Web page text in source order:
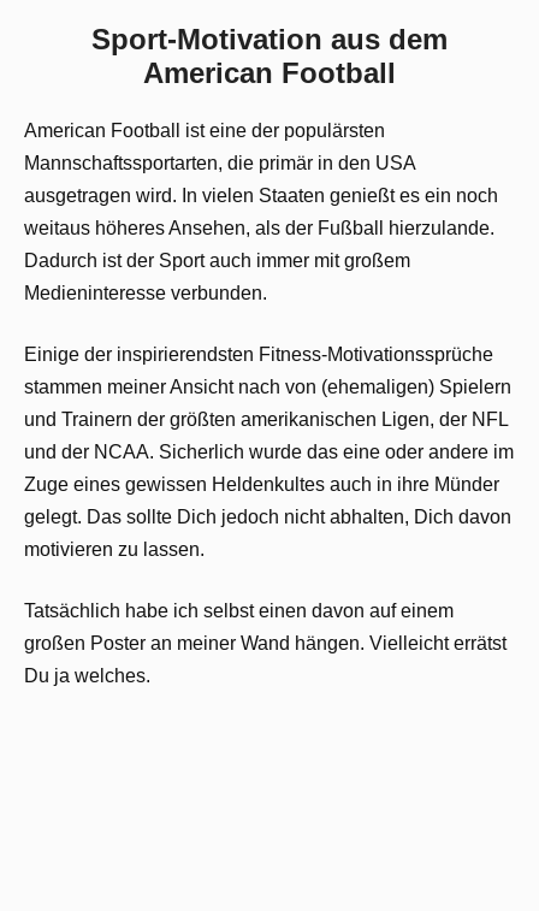
Sport-Motivation aus dem
American Football
American Football ist eine der populärsten
Mannschaftssportarten, die primär in den USA
ausgetragen wird. In vielen Staaten genießt es ein noch
weitaus höheres Ansehen, als der Fußball hierzulande.
Dadurch ist der Sport auch immer mit großem
Medieninteresse verbunden.
Einige der inspirierendsten Fitness-Motivationssprüche
stammen meiner Ansicht nach von (ehemaligen) Spielern
und Trainern der größten amerikanischen Ligen, der NFL
und der NCAA. Sicherlich wurde das eine oder andere im
Zuge eines gewissen Heldenkultes auch in ihre Münder
gelegt. Das sollte Dich jedoch nicht abhalten, Dich davon
motivieren zu lassen.
Tatsächlich habe ich selbst einen davon auf einem
großen Poster an meiner Wand hängen. Vielleicht errätst
Du ja welches.